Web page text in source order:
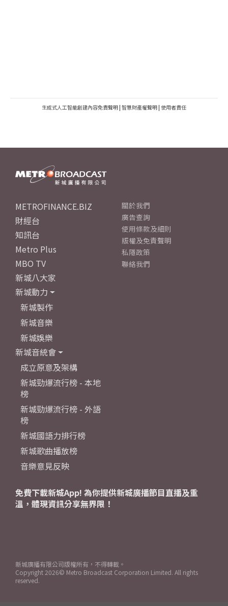
生成式人工智能創建內容免責聲明 | 智慧財產權聲明 | 使用者責任
METROFINANCE.BIZ
財經台
知訊台
Metro Plus
MBO TV
新城八大家
新城動力
新城製作
新城音樂
新城娛樂
新城音統會
成立原意及架構
新城勁爆流行榜 - 本地
榜
新城勁爆流行榜 - 外語
榜
新城國語力排行榜
新城歌曲播放榜
音樂意見反映
關於我們
廣告查詢
使用條款及細則
版權及免責聲明
私隱政策
聯絡我們
免費下載新城App! 為你提供新城廣播節目直播及重
溫，體現資訊分享無界限！
新城廣播有限公司版權所有，不得轉載。
Copyright 2026© Metro Broadcast Corporation Limited. All rights
reserved.